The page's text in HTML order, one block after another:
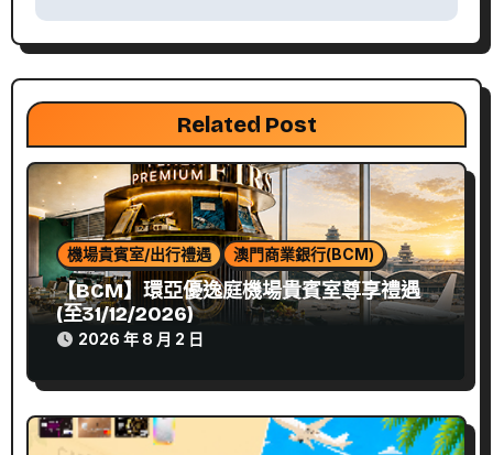
Related Post
機場貴賓室/出行禮遇 澳門商業銀行(BCM)
【BCM】環亞優逸庭機場貴賓室尊享禮遇
(至31/12/2026)
2026 年 8 月 2 日